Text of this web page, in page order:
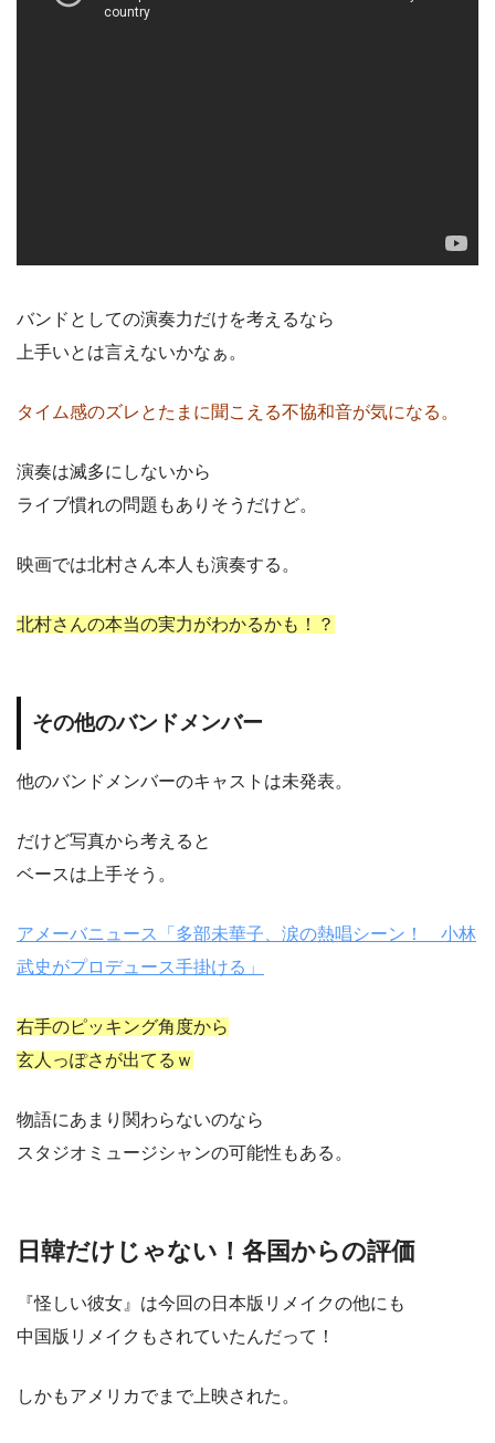
バンドとしての演奏力だけを考えるなら
上手いとは言えないかなぁ。
タイム感のズレとたまに聞こえる不協和音が気になる。
演奏は滅多にしないから
ライブ慣れの問題もありそうだけど。
映画では北村さん本人も演奏する。
北村さんの本当の実力がわかるかも！？
その他のバンドメンバー
他のバンドメンバーのキャストは未発表。
だけど写真から考えると
ベースは上手そう。
アメーバニュース「多部未華子、涙の熱唱シーン！ 小林
武史がプロデュース手掛ける」
右手のピッキング角度から
玄人っぽさが出てるｗ
物語にあまり関わらないのなら
スタジオミュージシャンの可能性もある。
日韓だけじゃない！各国からの評価
『怪しい彼女』は今回の日本版リメイクの他にも
中国版リメイクもされていたんだって！
しかもアメリカでまで上映された。